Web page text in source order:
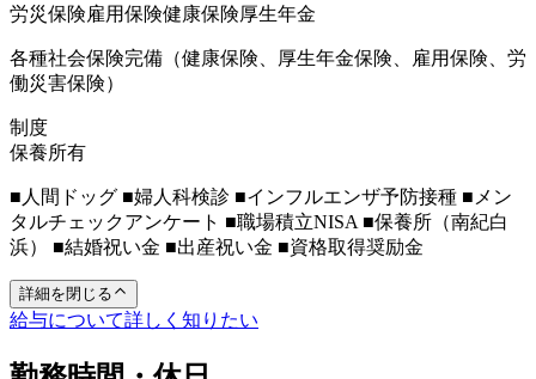
労災保険雇用保険健康保険厚生年金
各種社会保険完備（健康保険、厚生年金保険、雇用保険、労
働災害保険）
制度
保養所有
■人間ドッグ ■婦人科検診 ■インフルエンザ予防接種 ■メン
タルチェックアンケート ■職場積立NISA ■保養所（南紀白
浜） ■結婚祝い金 ■出産祝い金 ■資格取得奨励金
詳細を閉じる
給与について詳しく知りたい